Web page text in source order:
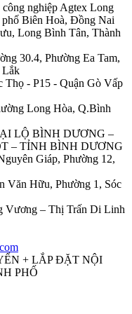
nghiệp Agtex Long
Biên Hoà, Đồng Nai
Long Bình Tân, Thành
30.4, Phường Ea Tam,
Lắk
Thọ - P15 - Quận Gò Vấp
Long Hòa, Q.Bình
LỘ BÌNH DƯƠNG –
– TỈNH BÌNH DƯƠNG
Giáp, Phường 12,
Văn Hữu, Phường 1, Sóc
Vương – Thị Trấn Di Linh
+ LẮP ĐẶT NỘI
PHỐ